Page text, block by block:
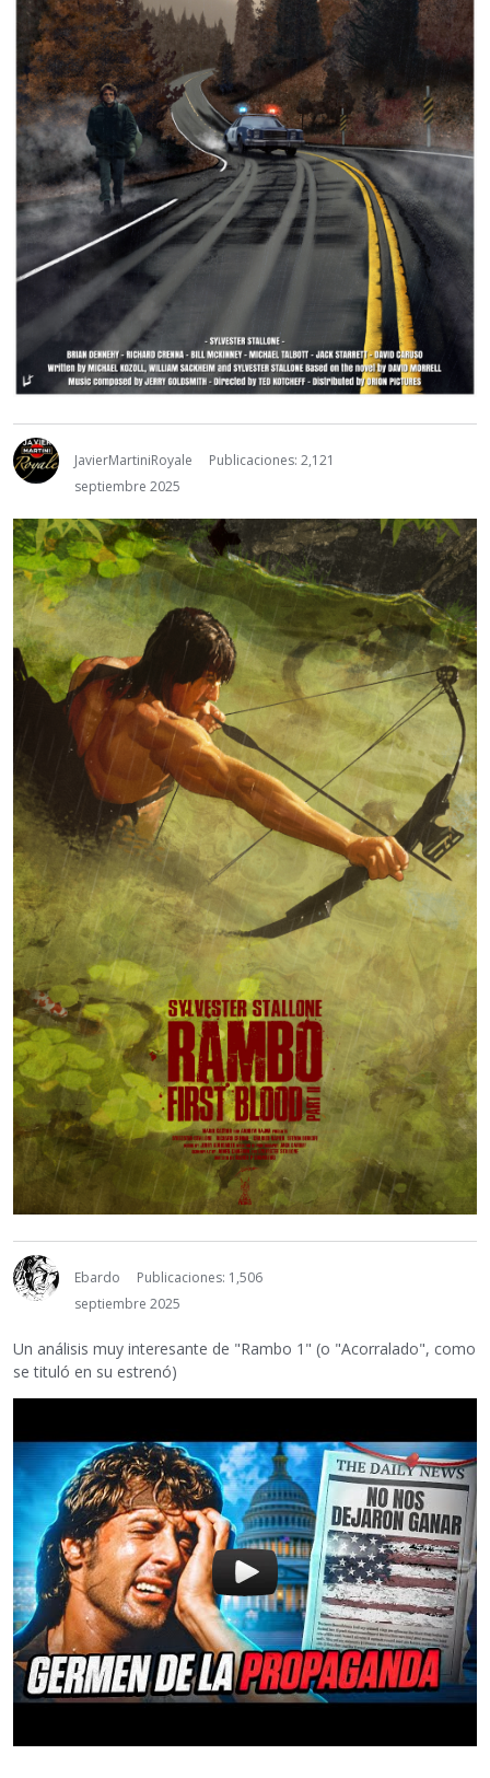
JavierMartiniRoyale
Publicaciones: 2,121
septiembre 2025
Ebardo
Publicaciones: 1,506
septiembre 2025
Un análisis muy interesante de "Rambo 1" (o "Acorralado", como
se tituló en su estrenó)